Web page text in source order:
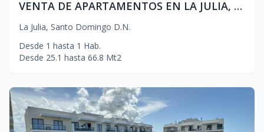
VENTA DE APARTAMENTOS EN LA JULIA, 1 HAB. ▷
La Julia, Santo Domingo D.N.
Desde 1 hasta 1 Hab.
Desde 25.1 hasta 66.8 Mt2